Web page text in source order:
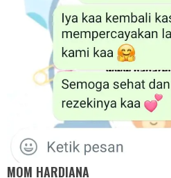
MOM HARDIANA